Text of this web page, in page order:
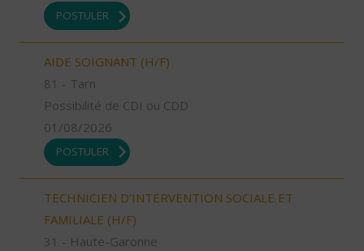
POSTULER
AIDE SOIGNANT (H/F)
81 - Tarn
Possibilité de CDI ou CDD
01/08/2026
POSTULER
TECHNICIEN D’INTERVENTION SOCIALE ET
FAMILIALE (H/F)
31 - Haute-Garonne